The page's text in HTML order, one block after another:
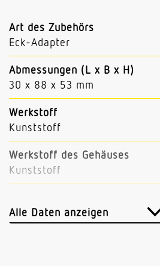
Art des Zubehörs
Eck-Adapter
Abmessungen (L x B x H)
30 x 88 x 53 mm
Werkstoff
Kunststoff
Werkstoff des Gehäuses
Kunststoff
Schwarz
Alle Daten anzeigen